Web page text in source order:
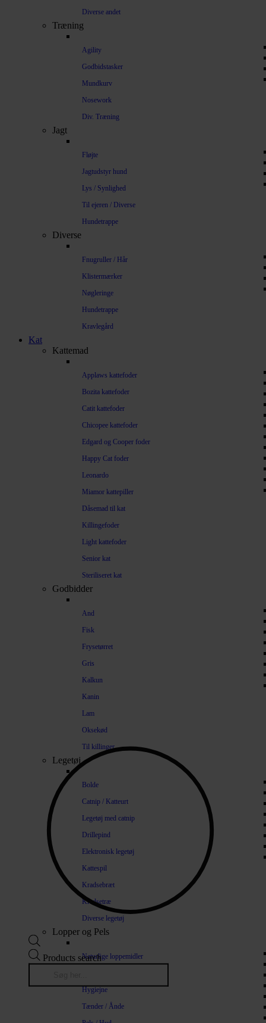
Diverse andet
Træning
Agility
Godbidstasker
Mundkurv
Nosework
Div. Træning
Jagt
Fløjte
Jagtudstyr hund
Lys / Synlighed
Til ejeren / Diverse
Hundetrappe
Diverse
Fnugruller / Hår
Klistermærker
Nøgleringe
Hundetrappe
Kravlegård
Kat
Kattemad
Applaws kattefoder
Bozita kattefoder
Catit kattefoder
Chicopee kattefoder
Edgard og Cooper foder
Happy Cat foder
Leonardo
Miamor kattepiller
Dåsemad til kat
Killingefoder
Light kattefoder
Senior kat
Steriliseret kat
Godbidder
And
Fisk
Frysetørret
Gris
Kalkun
Kanin
Lam
Oksekød
Til killinger
Legetøj
Bolde
Catnip / Katteurt
Legetøj med catnip
Drillepind
Elektronisk legetøj
Kattespil
Kradsebræt
Kradsetræ
Diverse legetøj
Lopper og Pels
Naturlige loppemidler
Hygiejne
Tænder / Ånde
Products search